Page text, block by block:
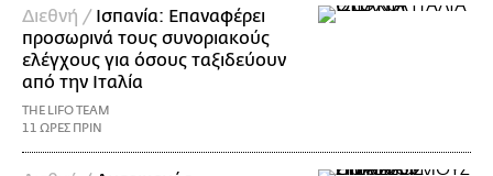
Διεθνή / Ισπανία: Επαναφέρει
προσωρινά τους συνοριακούς
ελέγχους για όσους ταξιδεύουν
από την Ιταλία
THE LIFO TEAM
11 ΩΡΕΣ ΠΡΙΝ